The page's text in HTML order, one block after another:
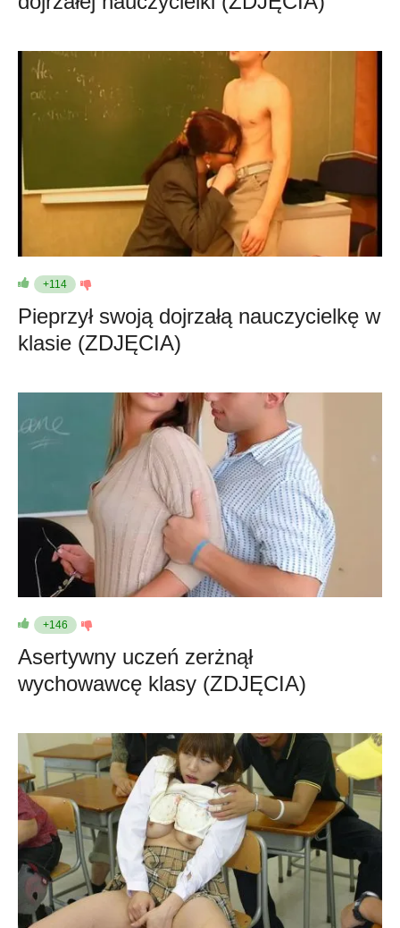
+114
Pieprzył swoją dojrzałą nauczycielkę w
klasie (ZDJĘCIA)
+146
Asertywny uczeń zerżnął
wychowawcę klasy (ZDJĘCIA)